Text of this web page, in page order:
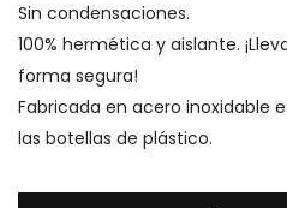
Sin condensaciones.
100% hermética y aislante.
forma segura!
Fabricada en acero inoxidable
las botellas de plástico.